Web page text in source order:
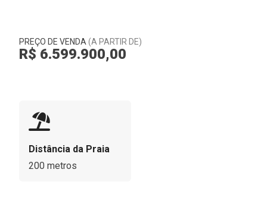
PREÇO DE VENDA (A PARTIR DE)
R$ 6.599.900,00
Distância da Praia
200 metros